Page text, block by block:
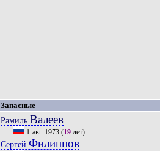
Запасные
Рамиль Валеев
1-авг-1973(19лет).
Сергей Филиппов